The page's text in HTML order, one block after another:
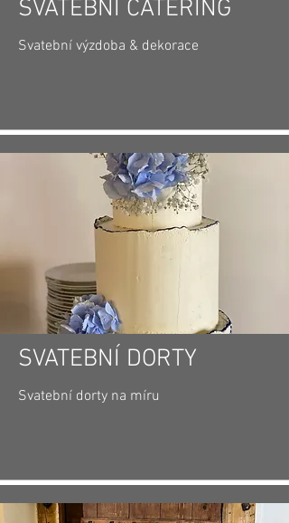
SVATEBNÍ CATERING
Svatební výzdoba & dekorace
SVATEBNÍ DORTY
Svatební dorty na míru